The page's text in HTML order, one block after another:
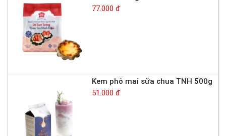
77.000 đ
Kem phô mai sữa chua TNH 500g
51.000 đ